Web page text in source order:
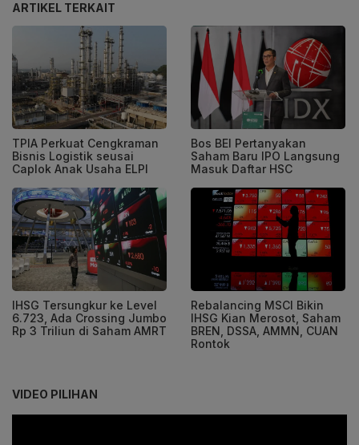
ARTIKEL TERKAIT
TPIA Perkuat Cengkraman
Bisnis Logistik seusai
Caplok Anak Usaha ELPI
Bos BEI Pertanyakan
Saham Baru IPO Langsung
Masuk Daftar HSC
IHSG Tersungkur ke Level
6.723, Ada Crossing Jumbo
Rp 3 Triliun di Saham AMRT
Rebalancing MSCI Bikin
IHSG Kian Merosot, Saham
BREN, DSSA, AMMN, CUAN
Rontok
VIDEO PILIHAN